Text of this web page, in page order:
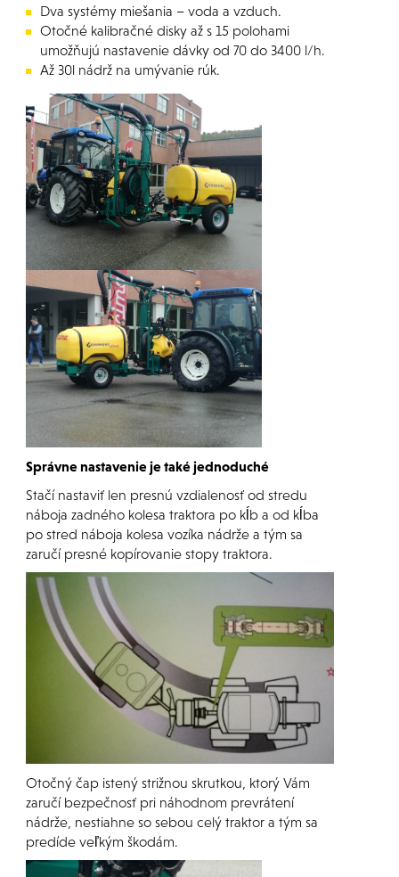
Dva systémy miešania – voda a vzduch.
Otočné kalibračné disky až s 15 polohami
umožňujú nastavenie dávky od 70 do 3400 l/h.
Až 30l nádrž na umývanie rúk.
Správne nastavenie je také jednoduché
Stačí nastaviť len presnú vzdialenosť od stredu
náboja zadného kolesa traktora po kĺb a od kĺba
po stred náboja kolesa vozíka nádrže a tým sa
zaručí presné kopírovanie stopy traktora.
Otočný čap istený strižnou skrutkou, ktorý Vám
zaručí bezpečnosť pri náhodnom prevrátení
nádrže, nestiahne so sebou celý traktor a tým sa
predíde veľkým škodám.